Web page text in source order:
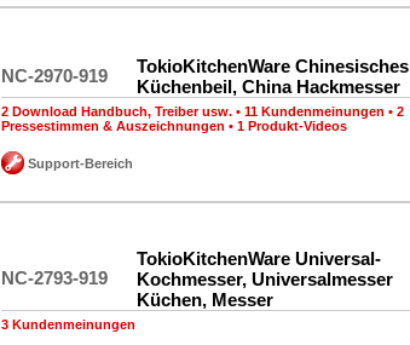
NC-2970-919
TokioKitchenWare Chinesisches
Küchenbeil, China Hackmesser
2 Download Handbuch, Treiber usw. • 11 Kundenmeinungen • 2
Pressestimmen & Auszeichnungen • 1 Produkt-Videos
Support-Bereich
NC-2793-919
TokioKitchenWare Universal-
Kochmesser, Universalmesser
Küchen, Messer
3 Kundenmeinungen